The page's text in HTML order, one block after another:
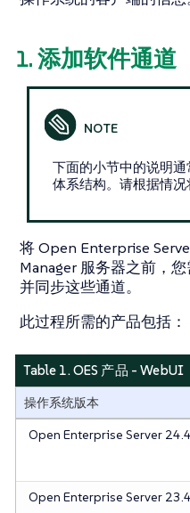
1. 添加软件通道
下面的小节中的说明
体系结构。请根据情况
将 Open Enterprise
Manager 服务器之前，
并同步这些通道。
此过程所需的产品包括：
Table 1. OES 产品 - WebUI
操作系统版本
Open Enterprise Server 24.4
Open Enterprise Server 23.4